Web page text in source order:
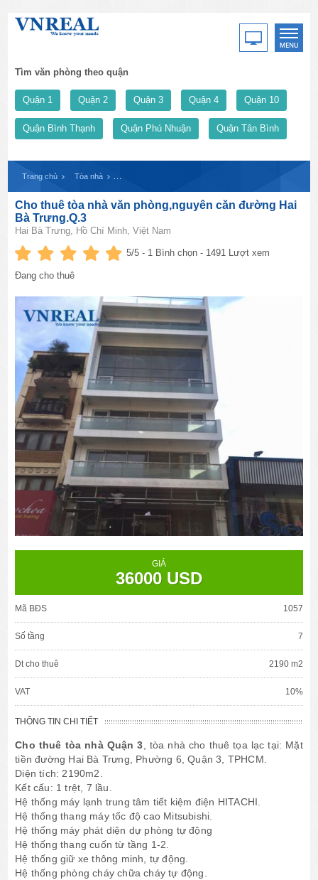
Tìm văn phòng theo quận
Quận 1 Quận 2 Quận 3 Quận 4 Quận 10
Quận Bình Thạnh Quận Phú Nhuận Quận Tân Bình
Trang chủ Tòa nhà
Cho thuê tòa nhà văn phòng,nguyên căn đường Hai
Bà Trưng.Q.3
Hai Bà Trưng, Hồ Chí Minh, Việt Nam
5/5 - 1 Bình chọn - 1491 Lượt xem
Đang cho thuê
GIÁ
36000 USD
Mã BĐS 1057
Số tầng 7
Dt cho thuê 2190 m2
VAT 10%
THÔNG TIN CHI TIẾT
Cho thuê tòa nhà Quận 3, tòa nhà cho thuê tọa lạc tại: Mặt
tiền đường Hai Bà Trưng, Phường 6, Quận 3, TPHCM.
Diện tích: 2190m2.
Kết cấu: 1 trệt, 7 lầu.
Hệ thống máy lạnh trung tâm tiết kiệm điện HITACHI.
Hệ thống thang máy tốc độ cao Mitsubishi.
Hệ thống máy phát diện dự phòng tự động
Hệ thống thang cuốn từ tầng 1-2.
Hệ thống giữ xe thông minh, tự động.
Hệ thống phòng cháy chữa cháy tự động.